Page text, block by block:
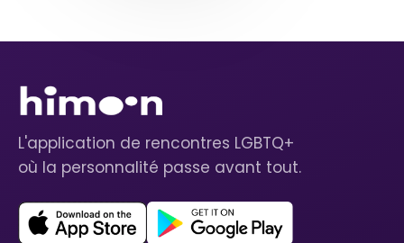
L'application de rencontres LGBTQ+
où la personnalité passe avant tout.